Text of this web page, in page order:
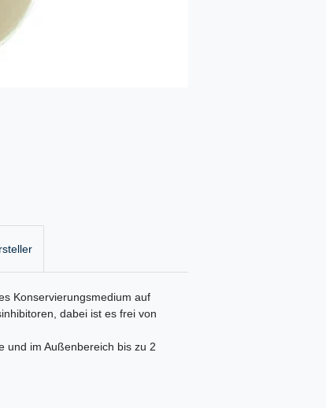
Konservierungsmedium auf
dabei ist es frei von
und im Außenbereich bis zu 2